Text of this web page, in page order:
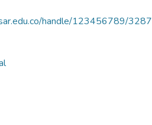
handle/123456789/3287